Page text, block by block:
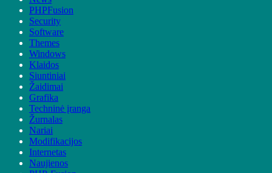
PHPFusion
Security
Software
Themes
Windows
Klaidos
Siuntiniai
Žaidimai
Grafika
Techninė įranga
Žurnalas
Nariai
Modifikacijos
Internetas
Naujienos